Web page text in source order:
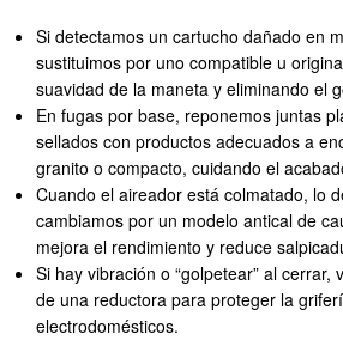
Si detectamos un cartucho dañado en
sustituimos por uno compatible u
suavidad de la maneta y eliminando el
En fugas por base, reponemos juntas
sellados con productos adecuados a
granito o compacto, cuidando el
Cuando el aireador está colmatado, lo
cambiamos por un modelo antical de
mejora el rendimiento y reduce
Si hay vibración o “golpetear” al cerrar,
de una reductora para proteger la
electrodomésticos.